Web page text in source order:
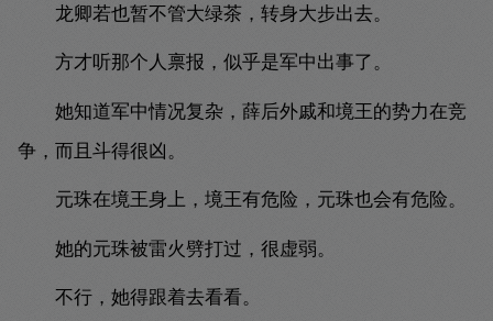
龙卿若也暂不管大绿茶，转身大步出去。
方才听那个人禀报，似乎是军中出事了。
她知道军中情况复杂，薛后外戚和境王的势力在竞
争，而且斗得很凶。
元珠在境王身上，境王有危险，元珠也会有危险。
她的元珠被雷火劈打过，很虚弱。
不行，她得跟着去看看。